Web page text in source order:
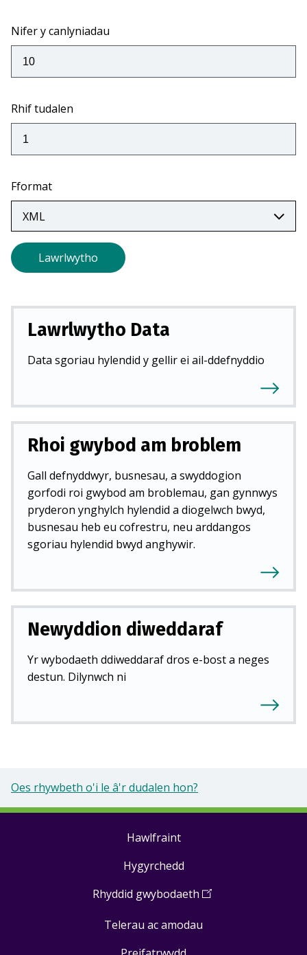
mewn
tab
Nifer y canlyniadau
Rhif tudalen
Fformat
Lawrlwytho
Lawrlwytho Data
Data sgoriau hylendid y gellir ei ail-ddefnyddio
Rhoi gwybod am broblem
Gall defnyddwyr, busnesau, a swyddogion
gorfodi roi gwybod am broblemau, gan gynnwys
pryderon ynghylch hylendid a diogelwch bwyd,
busnesau heb eu cofrestru, neu arddangos
sgoriau hylendid bwyd anghywir.
Newyddion diweddaraf
Yr wybodaeth ddiweddaraf dros e-bost a neges
destun. Dilynwch ni
Oes rhywbeth o'i le â'r dudalen hon?
Hawlfraint
Hygyrchedd
Rhyddid gwybodaeth (Open
a
Telerau ac amodau